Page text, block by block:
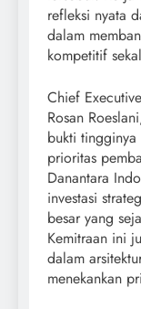
refleksi nyata
dalam
kompetitif
Chief
Rosan
bukti
prioritas
Danantara
investasi
besar yang
Kemitraan ini
dalam
menekankan